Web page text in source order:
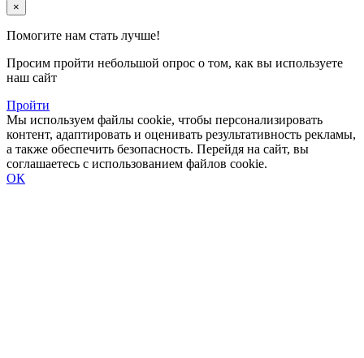
×
Помогите нам стать лучше!
Просим пройти небольшой опрос о том, как вы используете
наш сайт
Пройти
Мы используем файлы cookie, чтобы персонализировать
контент, адаптировать и оценивать результативность рекламы,
а также обеспечить безопасность. Перейдя на сайт, вы
соглашаетесь с использованием файлов cookie.
ОК